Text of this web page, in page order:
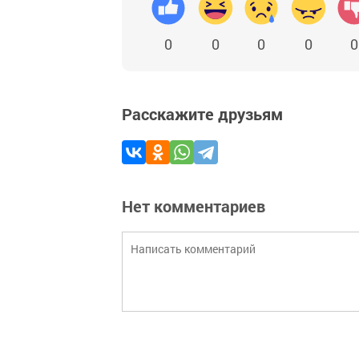
0 0 0 0 0
Расскажите друзьям
Нет комментариев